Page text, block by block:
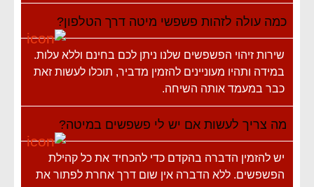
כמה עולה לזהות פשפשי מיטה דרך הטלפון?
שירות זיהוי הפשפשים שלנו ניתן לכם בחינם וללא עלות.
במידה ותהיו מעוניינים להזמין מדביר, תוכלו לעשות זאת
כבר במעמד אותה השיחה.
מה צריך לעשות אם יש לי פשפשים במיטה?
יש להזמין הדברה בהקדם כדי להכחיד את כל קהילת
הפשפשים. ללא הדברה אין שום דרך אחרת לפתור את